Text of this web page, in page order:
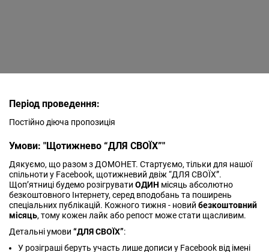
Період проведення:
Постійно діюча пропозиція
Умови: "Щотижнево “ДЛЯ СВОЇХ”"
Дякуємо, що разом з ДОМОНЕТ. Стартуємо, тільки для нашої
спільноти у Facebook, щотижневий двіж “ДЛЯ СВОЇХ”.
Щоп’ятниці будемо розігрувати ОДИН місяць абсолютно
безкоштовного Інтернету, серед вподобань та поширень
спеціальних публікацій. Кожного тижня - новий безкоштовний
місяць, тому кожен лайк або репост може стати щасливим.
Детальні умови “ДЛЯ СВОЇХ”:
У розіграші беруть участь лише дописи у Facebook від імені